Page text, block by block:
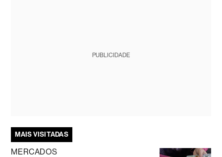
PUBLICIDADE
MAIS VISITADAS
MERCADOS